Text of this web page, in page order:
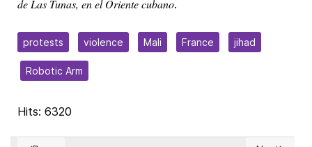
de Las Tunas, en el Oriente cubano.
protests violence Mali France jihad
Robotic Arm
Hits: 6320